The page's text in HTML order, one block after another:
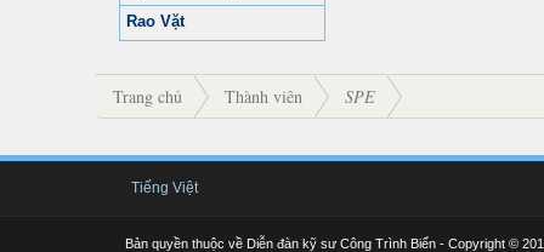
Rao Vặt
Trang chủ Thành viên SPE
Tiếng Việt
Bản quyền thuộc về Diễn đàn kỹ sư Công Trình Biển - Copyright ©